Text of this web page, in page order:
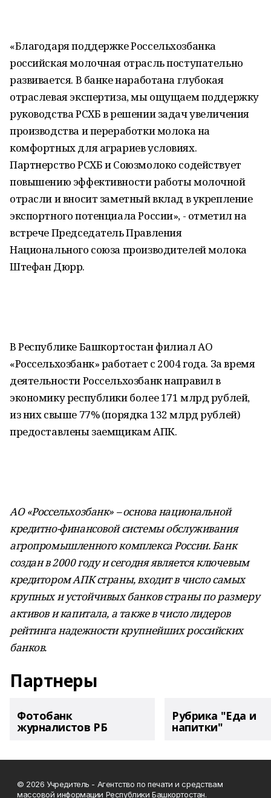
«Благодаря поддержке Россельхозбанка
российская молочная отрасль поступательно
развивается. В банке наработана глубокая
отраслевая экспертиза, мы ощущаем поддержку
руководства РСХБ в решении задач увеличения
производства и переработки молока на
комфортных для аграриев условиях.
Партнерство РСХБ и Союзмолоко содействует
повышению эффективности работы молочной
отрасли и вносит заметный вклад в укрепление
экспортного потенциала России», - отметил на
встрече Председатель Правления
Национального союза производителей молока
Штефан Дюрр.
В Республике Башкортостан филиал АО
«Россельхозбанк» работает с 2004 года. За время
деятельности Россельхозбанк направил в
экономику республики более 171 млрд рублей,
из них свыше 77% (порядка 132 млрд рублей)
предоставлены заемщикам АПК.
АО «Россельхозбанк» – основа национальной
кредитно-финансовой системы обслуживания
агропромышленного комплекса России. Банк
создан в 2000 году и сегодня является ключевым
кредитором АПК страны, входит в число самых
крупных и устойчивых банков страны по размеру
активов и капитала, а также в число лидеров
рейтинга надежности крупнейших российских
банков.
Партнеры
Фотобанк
журналистов РБ
Рубрика "Еда и
напитки"
© 2026 Учредитель - Агентство по печати и средствам
массовой информации Республики Башкортостан.